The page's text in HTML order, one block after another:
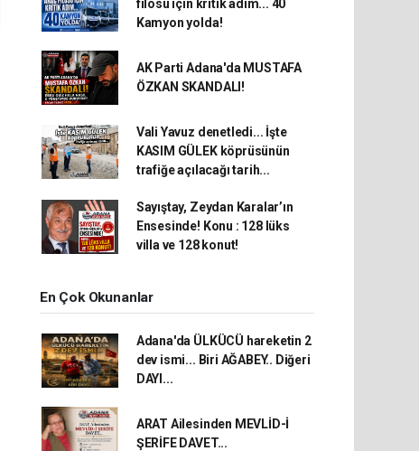
filosu için kritik adım... 40
Kamyon yolda!
AK Parti Adana'da MUSTAFA
ÖZKAN SKANDALI!
Vali Yavuz denetledi... İşte
KASIM GÜLEK köprüsünün
trafiğe açılacağı tarih...
Sayıştay, Zeydan Karalar’ın
Ensesinde! Konu : 128 lüks
villa ve 128 konut!
En Çok Okunanlar
Adana'da ÜLKÜCÜ hareketin 2
dev ismi... Biri AĞABEY.. Diğeri
DAYI...
ARAT Ailesinden MEVLİD-İ
ŞERİFE DAVET...